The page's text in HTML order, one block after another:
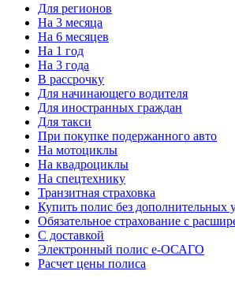
Для регионов
На 3 месяца
На 6 месяцев
На 1 год
На 3 года
В рассрочку
Для начинающего водителя
Для иностранных граждан
Для такси
При покупке подержанного авто
На мотоциклы
На квадроциклы
На спецтехнику
Транзитная страховка
Купить полис без дополнительных
Обязательное страхование с
С доставкой
Электронный полис е-ОСАГО
Расчет цены полиса